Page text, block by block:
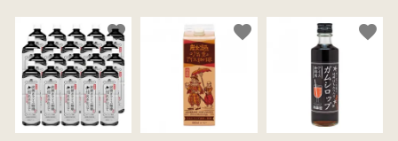
favorite favorite favorite